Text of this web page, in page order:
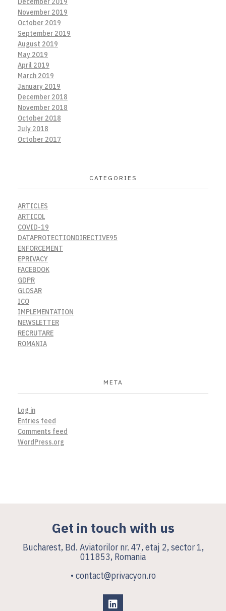
November 2019
October 2019
September 2019
August 2019
May 2019
April 2019
March 2019
January 2019
December 2018
November 2018
October 2018
July 2018
October 2017
CATEGORIES
ARTICLES
ARTICOL
COVID-19
DATAPROTECTIONDIRECTIVE95
ENFORCEMENT
EPRIVACY
FACEBOOK
GDPR
GLOSAR
ICO
IMPLEMENTATION
NEWSLETTER
RECRUTARE
ROMANIA
META
Log in
Entries feed
Comments feed
WordPress.org
Get in touch with us
Bucharest, Bd. Aviatorilor nr. 47, etaj 2, sector 1,
011853, Romania
• contact@privacyon.ro